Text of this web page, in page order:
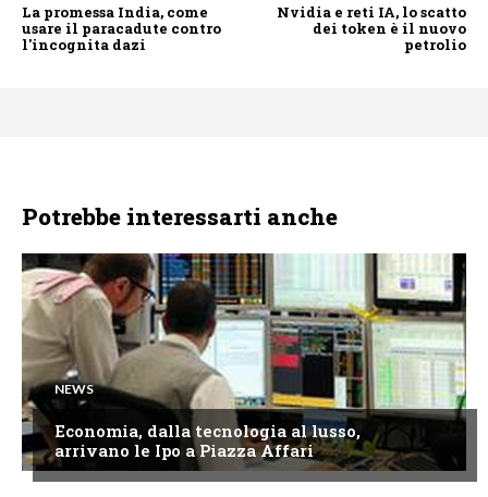
La promessa India, come
usare il paracadute contro
l'incognita dazi
Nvidia e reti IA, lo scatto
dei token è il nuovo
petrolio
Potrebbe interessarti anche
NEWS
Economia, dalla tecnologia al lusso,
arrivano le Ipo a Piazza Affari